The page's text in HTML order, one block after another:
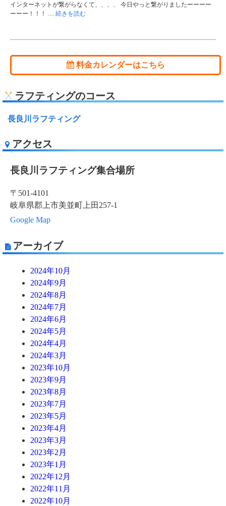
インターネットが繋がらなくて、、、、 今日やっと繋がりましたーーーー
ーーー！！！ … 続きを読む
料金カレンダーはこちら
ラフティングのコース
長良川ラフティング
アクセス
長良川ラフティング集合場所
〒501-4101
岐阜県郡上市美並町上田257-1
Google Map
アーカイブ
2024年10月
2024年9月
2024年8月
2024年7月
2024年6月
2024年5月
2024年4月
2024年3月
2023年10月
2023年9月
2023年8月
2023年7月
2023年5月
2023年4月
2023年3月
2023年2月
2023年1月
2022年12月
2022年11月
2022年10月